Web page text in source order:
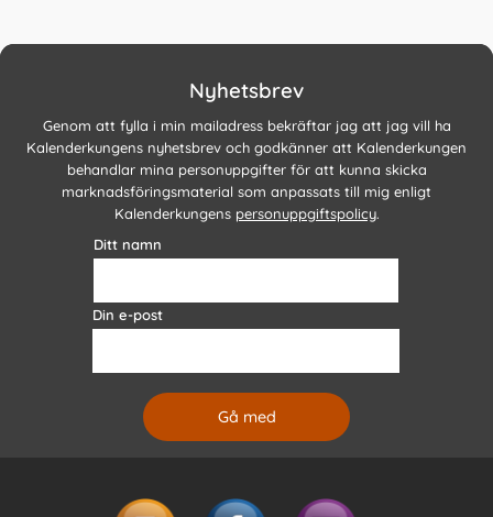
Nyhetsbrev
Genom att fylla i min mailadress bekräftar jag att jag vill ha
Kalenderkungens nyhetsbrev och godkänner att Kalenderkungen
behandlar mina personuppgifter för att kunna skicka
marknadsföringsmaterial som anpassats till mig enligt
Kalenderkungens personuppgiftspolicy.
Ditt namn
Din e-post